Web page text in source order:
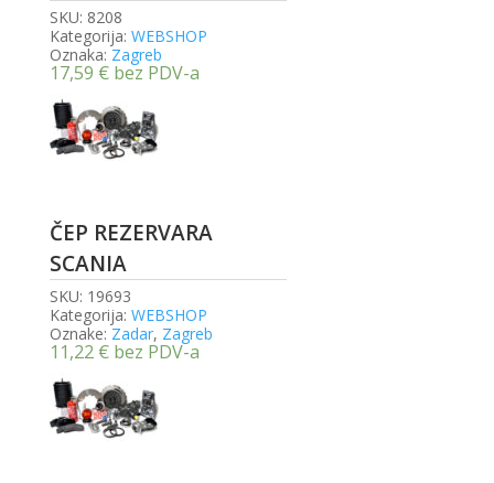
SKU: 8208
Kategorija: WEBSHOP
Oznaka: Zagreb
17,59 € bez PDV-a
ČEP REZERVARA
SCANIA
SKU: 19693
Kategorija: WEBSHOP
Oznake: Zadar, Zagreb
11,22 € bez PDV-a